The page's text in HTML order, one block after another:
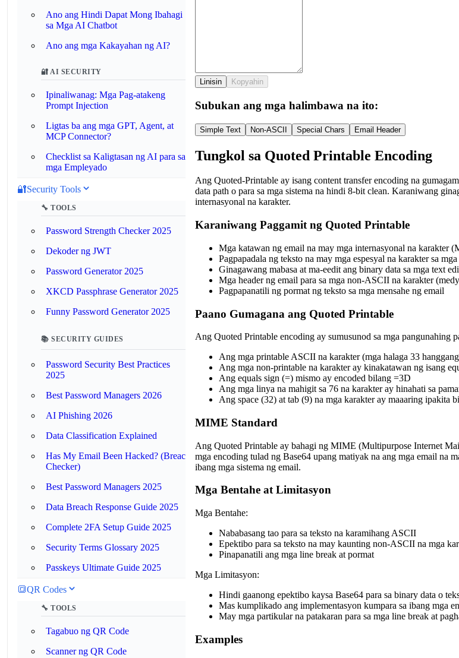
Ano ang Hindi Dapat Mong Ibahagi
sa Mga AI Chatbot
Ano ang mga Kakayahan ng AI?
🔐 AI SECURITY
Ipinaliwanag: Mga Pag-atakeng
Prompt Injection
Ligtas ba ang mga GPT, Agent, at
MCP Connector?
Checklist sa Kaligtasan ng AI para sa
mga Empleyado
🔐Security Tools
🔧 TOOLS
Password Strength Checker 2025
Dekoder ng JWT
Password Generator 2025
XKCD Passphrase Generator 2025
Funny Password Generator 2025
📚 SECURITY GUIDES
Password Security Best Practices
2025
Best Password Managers 2026
AI Phishing 2026
Data Classification Explained
Has My Email Been Hacked? (Breach
Checker)
Best Password Managers 2025
Data Breach Response Guide 2025
Complete 2FA Setup Guide 2025
Security Terms Glossary 2025
Passkeys Ultimate Guide 2025
🔳QR Codes
🔧 TOOLS
Tagabuo ng QR Code
Scanner ng QR Code
Linisin Kopyahin
Subukan ang mga halimbawa na ito:
Simple Text Non-ASCII Special Chars Email Header
Tungkol sa Quoted Printable Encoding
Ang Quoted-Printable ay isang content transfer encoding na
data path o para sa mga sistema na hindi 8-bit clean. Karaniwang
internasyonal na karakter.
Karaniwang Paggamit ng Quoted Printable
Mga katawan ng email na may mga internasyonal na karakter
Pagpapadala ng teksto na may mga espesyal na karakter sa
Ginagawang mabasa at ma-eedit ang binary data sa mga text
Mga header ng email para sa mga non-ASCII na karakter
Pagpapanatili ng pormat ng teksto sa mga mensahe ng email
Paano Gumagana ang Quoted Printable
Ang Quoted Printable encoding ay sumusunod sa mga pangunahing
Ang mga printable ASCII na karakter (mga halaga 33
Ang mga non-printable na karakter ay kinakatawan ng isang
Ang equals sign (=) mismo ay encoded bilang =3D
Ang mga linya na mahigit sa 76 na karakter ay hinahati sa
Ang space (32) at tab (9) na mga karakter ay maaaring
MIME Standard
Ang Quoted Printable ay bahagi ng MIME (Multipurpose Internet
mga encoding tulad ng Base64 upang matiyak na ang mga email na
ibang mga sistema ng email.
Mga Bentahe at Limitasyon
Mga Bentahe:
Nababasang tao para sa teksto na karamihang ASCII
Epektibo para sa teksto na may kaunting non-ASCII na mga
Pinapanatili ang mga line break at pormat
Mga Limitasyon:
Hindi gaanong epektibo kaysa Base64 para sa binary data o
Mas kumplikado ang implementasyon kumpara sa ibang mga
May mga partikular na patakaran para sa mga line break at
Examples